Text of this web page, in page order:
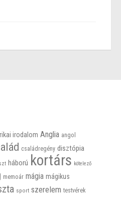
irodalom Anglia angol
családregény disztópia
háború kortárs kötelező
memoár mágia mágikus
sport szerelem testvérek